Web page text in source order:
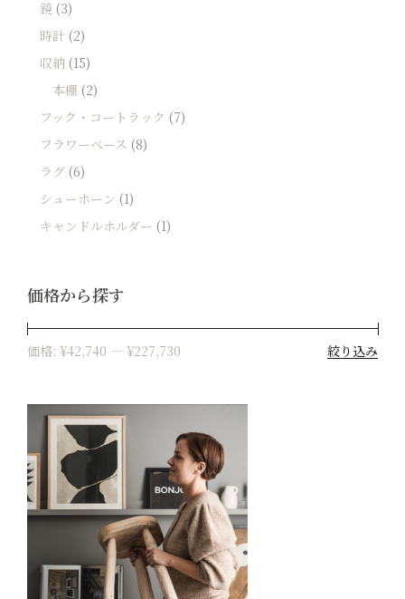
鏡 (3)
時計 (2)
収納 (15)
本棚 (2)
フック・コートラック (7)
フラワーベース (8)
ラグ (6)
シューホーン (1)
キャンドルホルダー (1)
価格から探す
絞り込み
価格: ¥42,740 — ¥227,730